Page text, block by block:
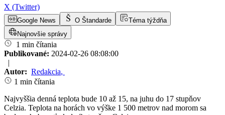
X (Twitter)
Google News O Štandarde
Téma týždňa
Najnovšie správy
1 min čítania
Publikované: 2024-02-26 08:08:00
|
Autor: Redakcia,
1 min čítania
Najvyššia denná teplota bude 10 až 15, na juhu do 17 stupňov
Celzia. Teplota na horách vo výške 1 500 metrov nad morom sa